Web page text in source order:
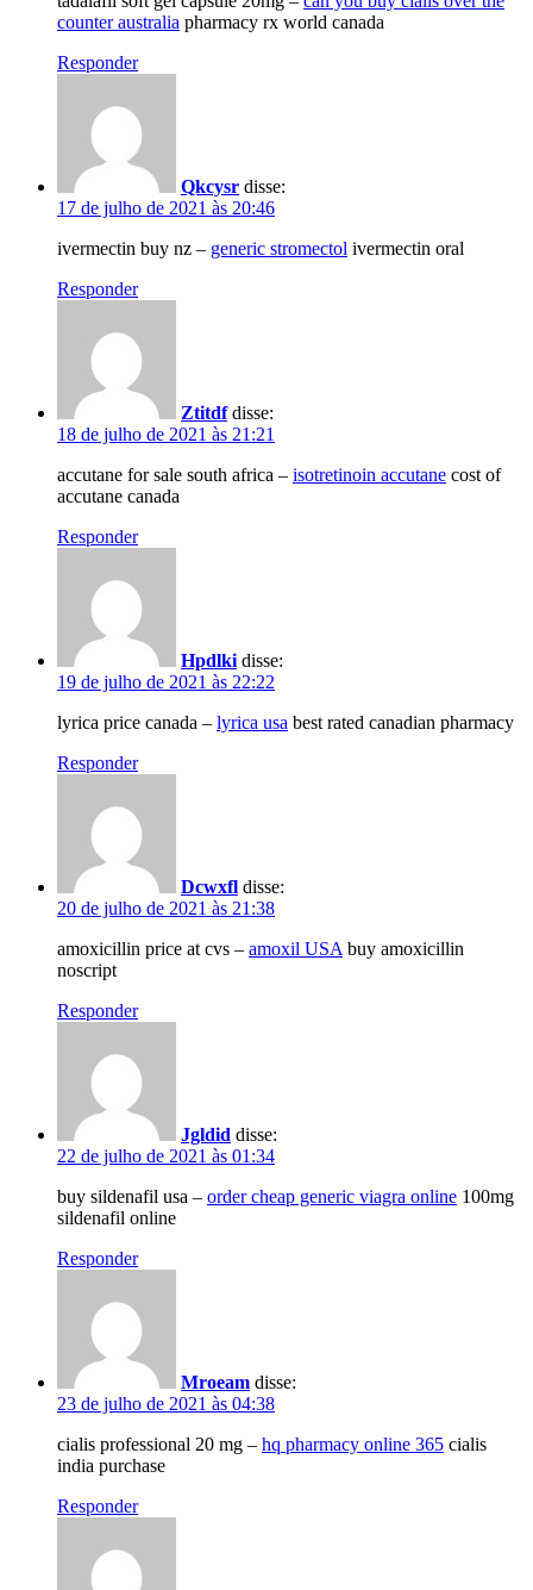
counter australia pharmacy rx world canada
Responder
Qkcysr disse:
17 de julho de 2021 às 20:46
ivermectin buy nz – generic stromectol ivermectin oral
Responder
Ztitdf disse:
18 de julho de 2021 às 21:21
accutane for sale south africa – isotretinoin accutane cost of
accutane canada
Responder
Hpdlki disse:
19 de julho de 2021 às 22:22
lyrica price canada – lyrica usa best rated canadian pharmacy
Responder
Dcwxfl disse:
20 de julho de 2021 às 21:38
amoxicillin price at cvs – amoxil USA buy amoxicillin
noscript
Responder
Jgldid disse:
22 de julho de 2021 às 01:34
buy sildenafil usa – order cheap generic viagra online 100mg
sildenafil online
Responder
Mroeam disse:
23 de julho de 2021 às 04:38
cialis professional 20 mg – hq pharmacy online 365 cialis
india purchase
Responder